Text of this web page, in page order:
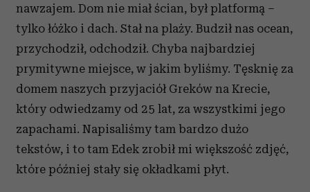
nawzajem. Dom nie miał ścian, był platformą –
tylko łóżko i dach. Stał na plaży. Budził nas ocean,
przychodził, odchodził. Chyba najbardziej
prymitywne miejsce, w jakim byliśmy. Tęsknię za
domem naszych przyjaciół Greków na Krecie,
który odwiedzamy od 25 lat, za wszystkimi jego
zapachami. Napisaliśmy tam bardzo dużo
tekstów, i to tam Edek zrobił mi większość zdjęć,
które później stały się okładkami płyt.